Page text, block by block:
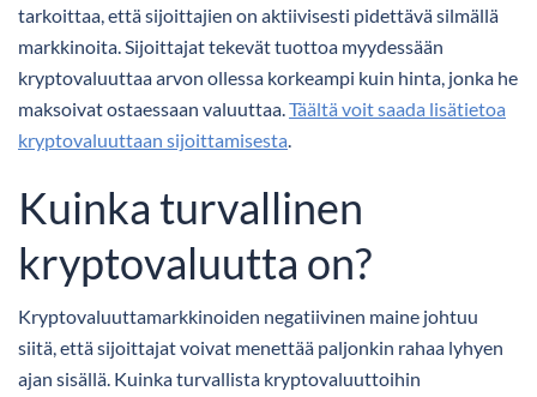
tarkoittaa, että sijoittajien on aktiivisesti pidettävä silmällä
markkinoita. Sijoittajat tekevät tuottoa myydessään
kryptovaluuttaa arvon ollessa korkeampi kuin hinta, jonka he
maksoivat ostaessaan valuuttaa. Täältä voit saada lisätietoa
kryptovaluuttaan sijoittamisesta
Kuinka turvallinen
kryptovaluutta on?
Kryptovaluuttamarkkinoiden negatiivinen maine johtuu
siitä, että sijoittajat voivat menettää paljonkin rahaa lyhyen
ajan sisällä. Kuinka turvallista kryptovaluuttoihin